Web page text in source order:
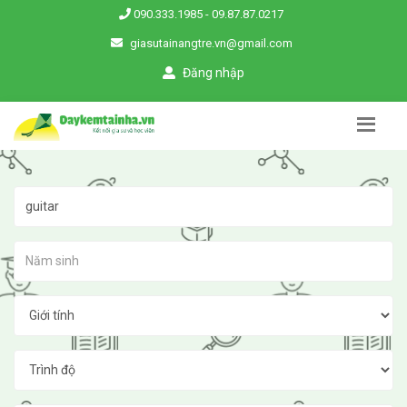
090.333.1985 - 09.87.87.0217
giasutainangtre.vn@gmail.com
Đăng nhập